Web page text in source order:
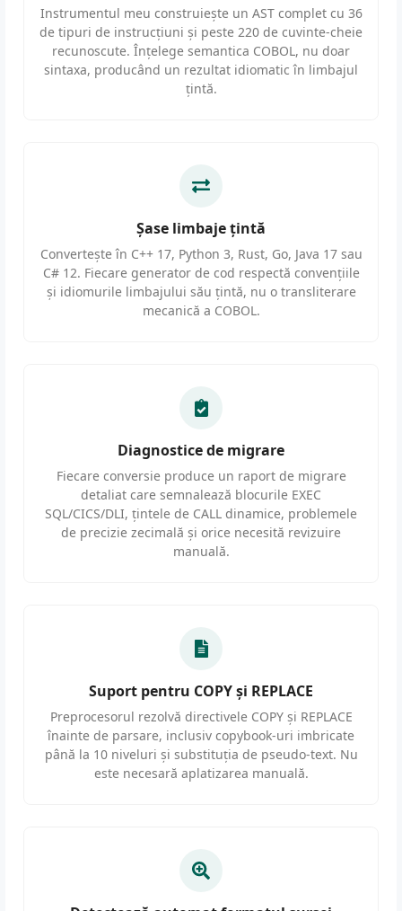
Instrumentul meu construiește un AST complet cu 36
de tipuri de instrucțiuni și peste 220 de cuvinte-cheie
recunoscute. Înțelege semantica COBOL, nu doar
sintaxa, producând un rezultat idiomatic în limbajul
țintă.
Șase limbaje țintă
Convertește în C++ 17, Python 3, Rust, Go, Java 17 sau
C# 12. Fiecare generator de cod respectă convențiile
și idiomurile limbajului său țintă, nu o transliterare
mecanică a COBOL.
Diagnostice de migrare
Fiecare conversie produce un raport de migrare
detaliat care semnalează blocurile EXEC
SQL/CICS/DLI, țintele de CALL dinamice, problemele
de precizie zecimală și orice necesită revizuire
manuală.
Suport pentru COPY și REPLACE
Preprocesorul rezolvă directivele COPY și REPLACE
înainte de parsare, inclusiv copybook-uri imbricate
până la 10 niveluri și substituția de pseudo-text. Nu
este necesară aplatizarea manuală.